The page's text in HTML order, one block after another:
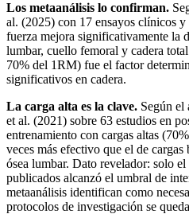
Los metaanálisis lo confirman.
al. (2025) con 17 ensayos clínicos
fuerza mejora significativamente la
lumbar, cuello femoral y cadera
70% del 1RM) fue el factor
significativos en cadera.
La carga alta es la clave. Según el
et al. (2021) sobre 63 estudios en
entrenamiento con cargas altas
veces más efectivo que el de
ósea lumbar. Dato revelador: solo
publicados alcanzó el umbral de
metaanálisis identifican como
protocolos de investigación se